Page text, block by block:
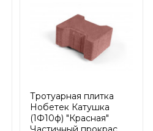
Тротуарная плитка
Нобетек Катушка
(1Ф10ф) "Красная"